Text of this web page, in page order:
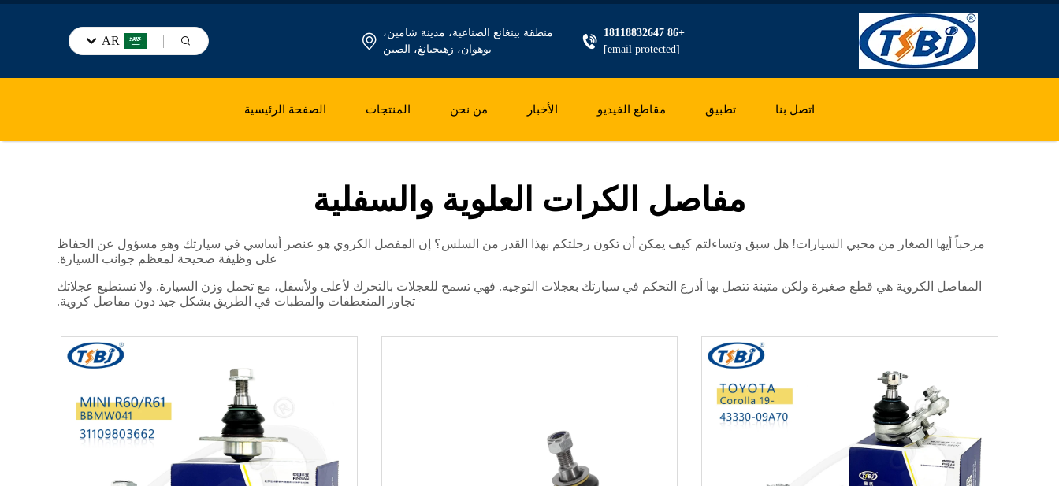
+86 18118832647
[email protected]
منطقة بينغانغ الصناعية، مدينة شامين،
يوهوان، زهيجيانغ، الصين
AR
الصفحة الرئيسية المنتجات من نحن الأخبار مقاطع الفيديو تطبيق اتصل بنا
مفاصل الكرات العلوية والسفلية
مرحباً أيها الصغار من محبي السيارات! هل سبق وتساءلتم كيف يمكن أن تكون رحلتكم بهذا القدر من السلس؟ إن المفصل الكروي هو عنصر أساسي في سيارتك وهو مسؤول عن الحفاظ
على وظيفة صحيحة لمعظم جوانب السيارة.
المفاصل الكروية هي قطع صغيرة ولكن متينة تتصل بها أذرع التحكم في سيارتك بعجلات التوجيه. فهي تسمح للعجلات بالتحرك لأعلى ولأسفل، مع تحمل وزن السيارة. ولا تستطيع عجلاتك
تجاوز المنعطفات والمطبات في الطريق بشكل جيد دون مفاصل كروية.